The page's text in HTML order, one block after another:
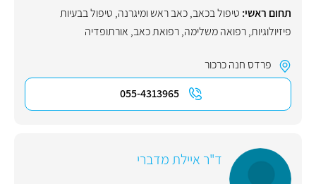
תחום ראשי: טיפול בכאב,כאב ראש ומיגרנה, טיפול בבעיות
פיזיולוגיות,רפואה משלימה,רפואת כאב, אורתופדיה
פרדס חנה כרכור
055-4313965
ד"ר איילת מדברי